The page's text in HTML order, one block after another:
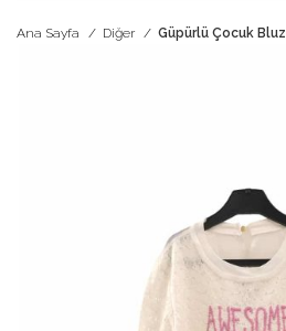
Ana Sayfa Diğer Güpürlü Çocuk Bluz